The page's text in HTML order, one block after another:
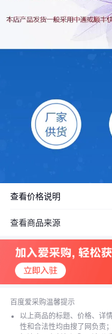
查看价格说明
活动等情况发生变化，也
发生变化，如用户与商家
准，如用户在爱采购上完
准。
抢购价：商品参与营销活
或所选规格不同而发生变
特别提示：商品详情页中
购价等价格可能是在特定
查看商品来源
百度爱采购温馨提示
以上商品的标题、价格、详
性和合法性均由搜了网负责；